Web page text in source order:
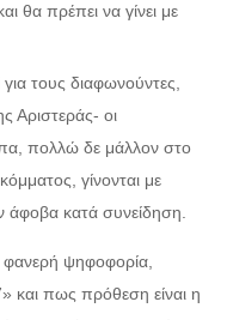
θα πρέπει να γίνει με
τους διαφωνούντες,
Αριστεράς- οι
πολλώ δε μάλλον στο
γίνονται με
άφοβα κατά συνείδηση.
φανερή ψηφοφορία,
και πως πρόθεση είναι η